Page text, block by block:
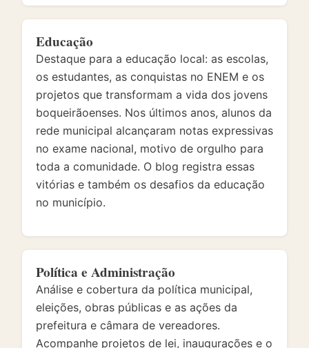
Educação
Destaque para a educação local: as escolas,
os estudantes, as conquistas no ENEM e os
projetos que transformam a vida dos jovens
boqueirãoenses. Nos últimos anos, alunos da
rede municipal alcançaram notas expressivas
no exame nacional, motivo de orgulho para
toda a comunidade. O blog registra essas
vitórias e também os desafios da educação
no município.
Política e Administração
Análise e cobertura da política municipal,
eleições, obras públicas e as ações da
prefeitura e câmara de vereadores.
Acompanhe projetos de lei, inaugurações e o